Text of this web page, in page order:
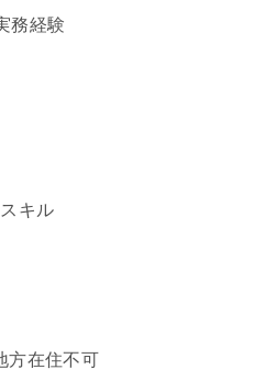
務経験
キル
方在住不可